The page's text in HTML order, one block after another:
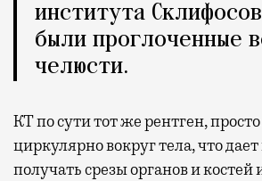
института
были проглоченные
челюсти.
КТ по сути тот же рентген,
циркулярно вокруг тела, что
получать срезы органов и костей